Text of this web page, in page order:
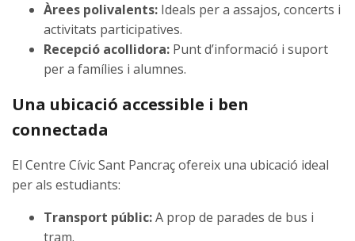
Àrees polivalents: Ideals per a assajos, concerts i
activitats participatives.
Recepció acollidora: Punt d’informació i suport
per a famílies i alumnes.
Una ubicació accessible i ben
connectada
El Centre Cívic Sant Pancraç ofereix una ubicació ideal
per als estudiants:
Transport públic:A prop de parades de bus i
tram.